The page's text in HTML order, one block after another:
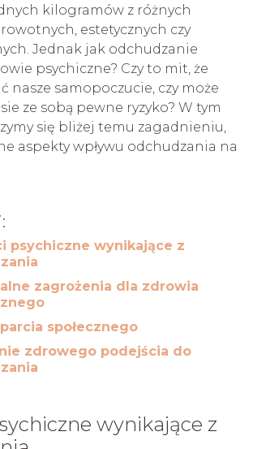
kilogramów z różnych
estetycznych czy
Jednak jak odchudzanie
psychiczne? Czy to mit, że
nasze samopoczucie, czy może
ze sobą pewne ryzyko? W tym
się bliżej temu zagadnieniu,
aspekty wpływu odchudzania na
psychiczne wynikające z
zagrożenia dla zdrowia
społecznego
zdrowego podejścia do
wynikające z